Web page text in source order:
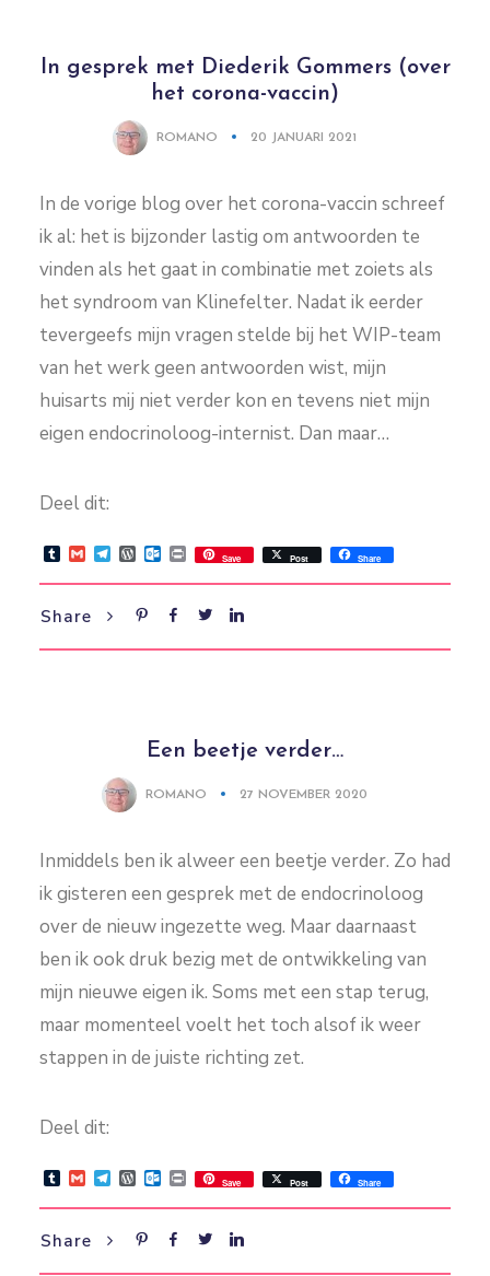
In gesprek met Diederik Gommers (over
het corona-vaccin)
ROMANO 20 JANUARI 2021
In de vorige blog over het corona-vaccin schreef
ik al: het is bijzonder lastig om antwoorden te
vinden als het gaat in combinatie met zoiets als
het syndroom van Klinefelter. Nadat ik eerder
tevergeefs mijn vragen stelde bij het WIP-team
van het werk geen antwoorden wist, mijn
huisarts mij niet verder kon en tevens niet mijn
eigen endocrinoloog-internist. Dan maar…
Deel dit:
Tumblr
GmailTelegram
WordPress
Outlook.com
PrintSave Post Share
Share
Een beetje verder…
ROMANO 27 NOVEMBER 2020
Inmiddels ben ik alweer een beetje verder. Zo had
ik gisteren een gesprek met de endocrinoloog
over de nieuw ingezette weg. Maar daarnaast
ben ik ook druk bezig met de ontwikkeling van
mijn nieuwe eigen ik. Soms met een stap terug,
maar momenteel voelt het toch alsof ik weer
stappen in de juiste richting zet.
Deel dit:
Tumblr
GmailTelegram
WordPress
Outlook.com
PrintSave Post Share
Share